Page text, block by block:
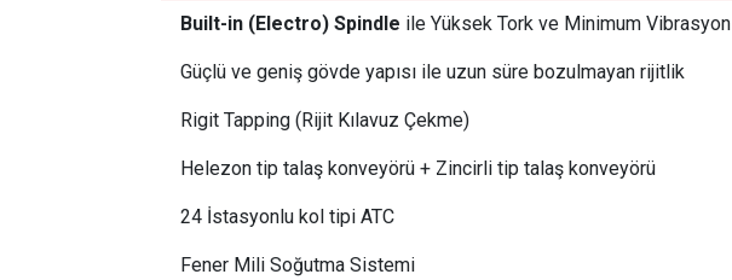
Built-in (Electro) Spindle ile Yüksek Tork ve Minimum Vibrasyon
Güçlü ve geniş gövde yapısı ile uzun süre bozulmayan rijitlik
Rigit Tapping (Rijit Kılavuz Çekme)
Helezon tip talaş konveyörü + Zincirli tip talaş konveyörü
24 İstasyonlu kol tipi ATC
Fener Mili Soğutma Sistemi